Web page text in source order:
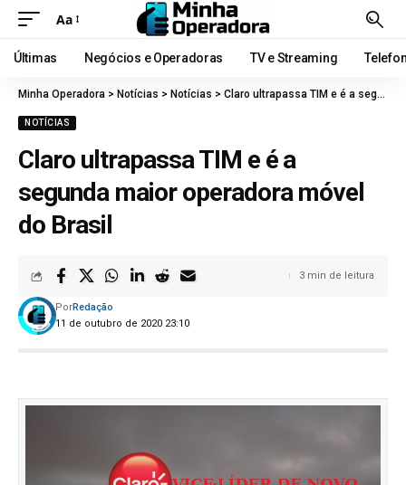
Aa
Últimas Negócios e Operadoras TV e Streaming
Minha Operadora > Notícias > Notícias > Claro ultrapassa TIM e é a segunda maior operadora móvel do Brasil
NOTÍCIAS
Claro ultrapassa TIM e é a
segunda maior operadora móvel
do Brasil
11 de outubro de 2020 23:10
PorRedação
3 min de leitura